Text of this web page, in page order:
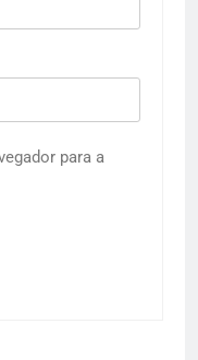
para a